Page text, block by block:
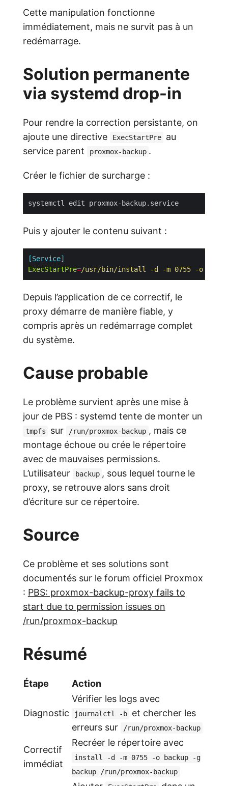
Cette manipulation fonctionne
immédiatement, mais ne survit pas à un
redémarrage.
Solution permanente
via systemd drop-in
Pour rendre la correction persistante, on
ajoute une directive
ExecStartPre
au
service parent
proxmox-backup .
Créer le fichier de surcharge :
systemctl edit proxmox-backup.service
Puis y ajouter le contenu suivant :
[Service]
ExecStartPre=/usr/bin/install -d -m 0755 -o
Depuis l’application de ce correctif, le
proxy démarre de manière fiable, y
compris après un redémarrage complet
du système.
Cause probable
Le problème survient après une mise à
jour de PBS : systemd tente de monter un
tmpfs sur /run/proxmox-backup , mais ce
montage échoue ou crée le répertoire
avec de mauvaises permissions.
L’utilisateur
backup , sous lequel tourne le
proxy, se retrouve alors sans droit
d’écriture sur ce répertoire.
Source
Ce problème et ses solutions sont
documentés sur le forum officiel Proxmox
: PBS: proxmox-backup-proxy fails to
start due to permission issues on
/run/proxmox-backup
Résumé
Étape Action
Diagnostic
Vérifier les logs avec
journalctl -b
et chercher les
erreurs sur
/run/proxmox-backup
Correctif
immédiat
Recréer le répertoire avec
install -d -m 0755 -o backup -g
backup /run/proxmox-backup